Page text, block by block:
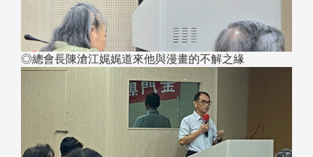
◎總會長陳滄江娓娓道來他與漫畫的不解之緣